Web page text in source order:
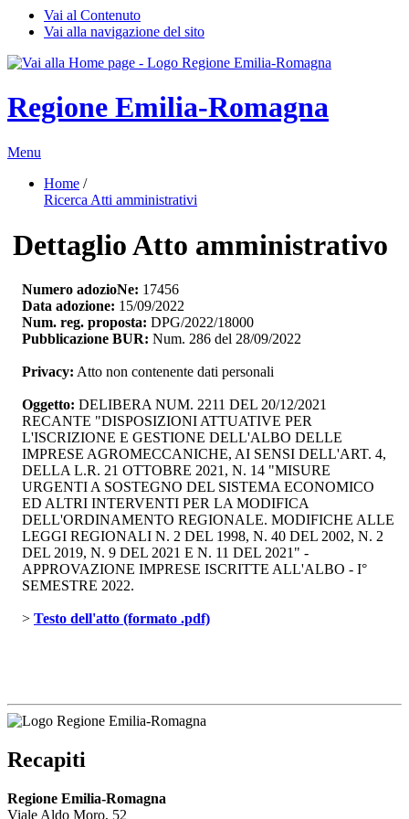
Vai al Contenuto
Vai alla navigazione del sito
Regione Emilia-Romagna
Menu
Home /
Ricerca Atti amministrativi
Dettaglio Atto amministrativo
Numero adozioNe: 17456
Data adozione: 15/09/2022
Num. reg. proposta: DPG/2022/18000
Pubblicazione BUR: Num. 286 del 28/09/2022
Privacy: Atto non contenente dati personali
Oggetto: DELIBERA NUM. 2211 DEL 20/12/2021
RECANTE "DISPOSIZIONI ATTUATIVE PER
L'ISCRIZIONE E GESTIONE DELL'ALBO DELLE
IMPRESE AGROMECCANICHE, AI SENSI DELL'ART. 4,
DELLA L.R. 21 OTTOBRE 2021, N. 14 "MISURE
URGENTI A SOSTEGNO DEL SISTEMA ECONOMICO
ED ALTRI INTERVENTI PER LA MODIFICA
DELL'ORDINAMENTO REGIONALE. MODIFICHE ALLE
LEGGI REGIONALI N. 2 DEL 1998, N. 40 DEL 2002, N. 2
DEL 2019, N. 9 DEL 2021 E N. 11 DEL 2021" -
APPROVAZIONE IMPRESE ISCRITTE ALL'ALBO - I°
SEMESTRE 2022.
> Testo dell'atto (formato .pdf)
Recapiti
Regione Emilia-Romagna
Viale Aldo Moro, 52